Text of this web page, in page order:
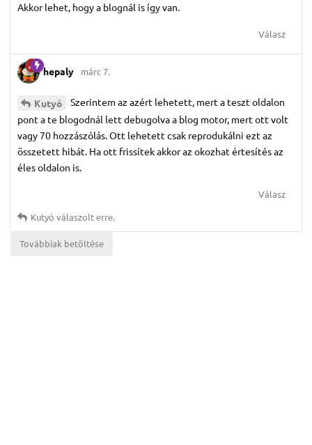
Akkor lehet, hogy a blognál is így van.
Válasz
hepaly márc 7.
Kutyó
Szerintem az azért lehetett, mert a teszt oldalon
pont a te blogodnál lett debugolva a blog motor, mert ott volt
vagy 70 hozzászólás. Ott lehetett csak reprodukálni ezt az
összetett hibát. Ha ott frissítek akkor az okozhat értesítés az
éles oldalon is.
Válasz
Kutyó válaszolt erre.
Továbbiak betöltése